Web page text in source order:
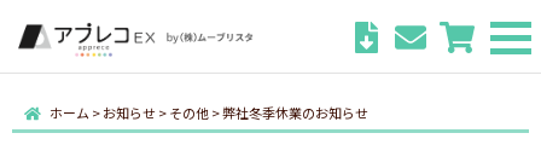
ホーム >お知らせ>その他>弊社冬季休業のお知らせ